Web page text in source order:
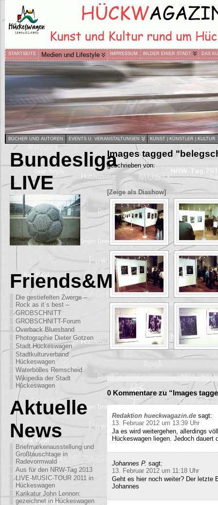
STARTSEITE Medien und Lifestyle IMPRESSUM BILDER EINER STADT DAS
BÜCHER UND AUTOREN EVENTS U. VERANSTALTUNGEN KUNST | KÜNSTLER | KULTUR
Bundesliga
LIVE
Friends&More
Die gestiefelten Zwerge –
Rock as it´s best –
GROBSCHNITT
GROBSCHNITT-Forum
Overback Bluesband
Photographie Dieter Gotzen
Stadt Hückeswagen
Stadtkulturverband
Hückeswagen
Waterbölles Remscheid
Wikipedia der Stadt
Hückeswagen
Aktuelle
News
Briefmarkenausstellung und
Großtauschtage in
Radevormwald
Aus für den NRW-Tag 2013
LIVE-MUSIC-TOUR 2011 in
Hückeswagen
Karikatur John Lennon:
gezeichnet in Hückeswagen
Images tagged
geschrieben von:
[Zeige als Diashow]
0 Kommentare zu “Images
Redaktion hueckwagazin.de sagt:
13. Februar 2012 um 13:39 Uhr
Ja es wird weitergehen, allerdings
Hückeswagen liegen. Jedoch
Johannes P. sagt:
13. Februar 2012 um 11:18 Uhr
Geht es hier noch weiter? Der letzte
Johannes